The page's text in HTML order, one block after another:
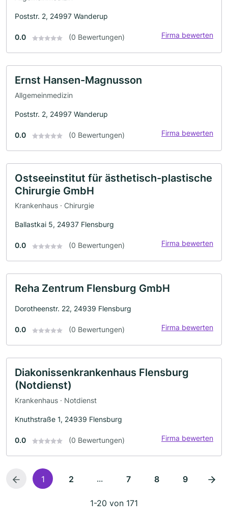
Poststr. 2, 24997 Wanderup
0.0 (0 Bewertungen) Firma bewerten
Ernst Hansen-Magnusson
Allgemeinmedizin
Poststr. 2, 24997 Wanderup
0.0 (0 Bewertungen) Firma bewerten
Ostseeinstitut für ästhetisch-plastische
Chirurgie GmbH
Krankenhaus · Chirurgie
Ballastkai 5, 24937 Flensburg
0.0 (0 Bewertungen) Firma bewerten
Reha Zentrum Flensburg GmbH
Dorotheenstr. 22, 24939 Flensburg
0.0 (0 Bewertungen) Firma bewerten
Diakonissenkrankenhaus Flensburg
(Notdienst)
Krankenhaus · Notdienst
Knuthstraße 1, 24939 Flensburg
0.0 (0 Bewertungen) Firma bewerten
1 2 ... 7 8 9
1-20 von 171